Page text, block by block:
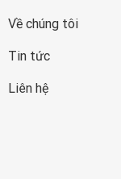
Về chúng tôi
Tin tức
Liên hệ